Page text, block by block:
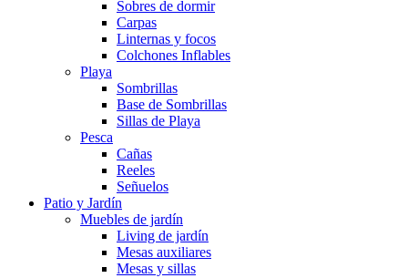
Sobres de dormir
Carpas
Linternas y focos
Colchones Inflables
Playa
Sombrillas
Base de Sombrillas
Sillas de Playa
Pesca
Cañas
Reeles
Señuelos
Patio y Jardín
Muebles de jardín
Living de jardín
Mesas auxiliares
Mesas y sillas